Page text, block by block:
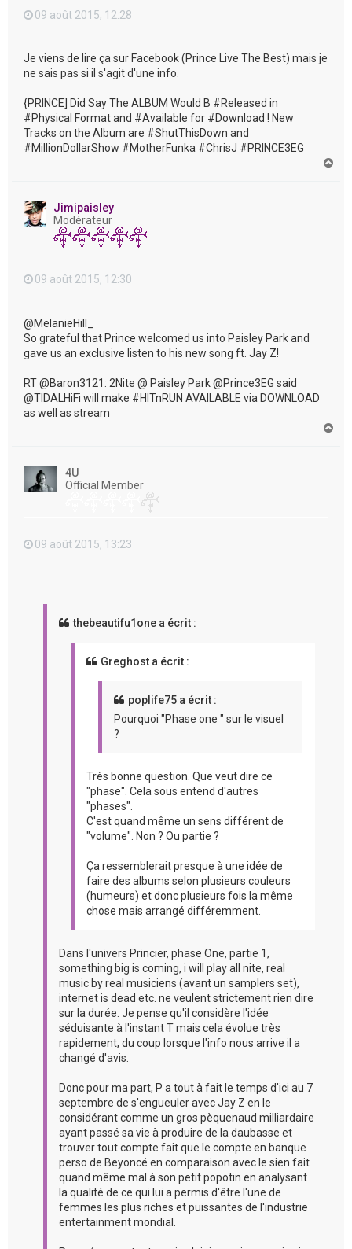
09 août 2015, 12:28
Je viens de lire ça sur Facebook (Prince Live The Best) mais je
ne sais pas si il s'agit d'une info.
{PRINCE] Did Say The ALBUM Would B ‪#‎Released‬ in
‪#‎Physical‬ Format and ‪#‎Available‬ for ‪#‎Download‬ ! New
Tracks on the Album are ‪#‎ShutThisDown‬ and
‪#‎MillionDollarShow‬ ‪#‎MotherFunka‬ ‪#‎ChrisJ‬ ‪#‎PRINCE3EG‬
Jimipaisley
Modérateur
09 août 2015, 12:30
@MelanieHill_
So grateful that Prince welcomed us into Paisley Park and
gave us an exclusive listen to his new song ft. Jay Z!
RT @Baron3121: 2Nite @ Paisley Park @Prince3EG said
@TIDALHiFi will make #HITnRUN AVAILABLE via DOWNLOAD
as well as stream
4U
Official Member
09 août 2015, 13:23
thebeautifu1one a écrit :
Greghost a écrit :
poplife75 a écrit :
Pourquoi "Phase one " sur le visuel
?
Très bonne question. Que veut dire ce
"phase". Cela sous entend d'autres
"phases".
C'est quand même un sens différent de
"volume". Non ? Ou partie ?
Ça ressemblerait presque à une idée de
faire des albums selon plusieurs couleurs
(humeurs) et donc plusieurs fois la même
chose mais arrangé différemment.
Dans l'univers Princier, phase One, partie 1,
something big is coming, i will play all nite, real
music by real musiciens (avant un samplers set),
internet is dead etc. ne veulent strictement rien dire
sur la durée. Je pense qu'il considère l'idée
séduisante à l'instant T mais cela évolue très
rapidement, du coup lorsque l'info nous arrive il a
changé d'avis.
Donc pour ma part, P a tout à fait le temps d'ici au 7
septembre de s'engueuler avec Jay Z en le
considérant comme un gros pèquenaud milliardaire
ayant passé sa vie à produire de la daubasse et
trouver tout compte fait que le compte en banque
perso de Beyoncé en comparaison avec le sien fait
quand même mal à son petit popotin en analysant
la qualité de ce qui lui a permis d'être l'une de
femmes les plus riches et puissantes de l'industrie
entertainment mondial.